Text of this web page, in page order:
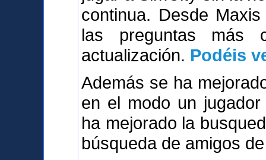
continua. Desde
las preguntas más
actualización. Podéis
Además se ha
en el modo un
ha mejorado la
búsqueda de amigos